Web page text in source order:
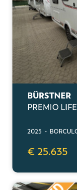
BÜRSTNER
PREMIO
2025 -
€ 25.635